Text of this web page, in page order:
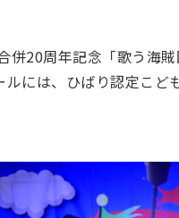
併20周年記念「歌う海
ルには、ひばり認定こ